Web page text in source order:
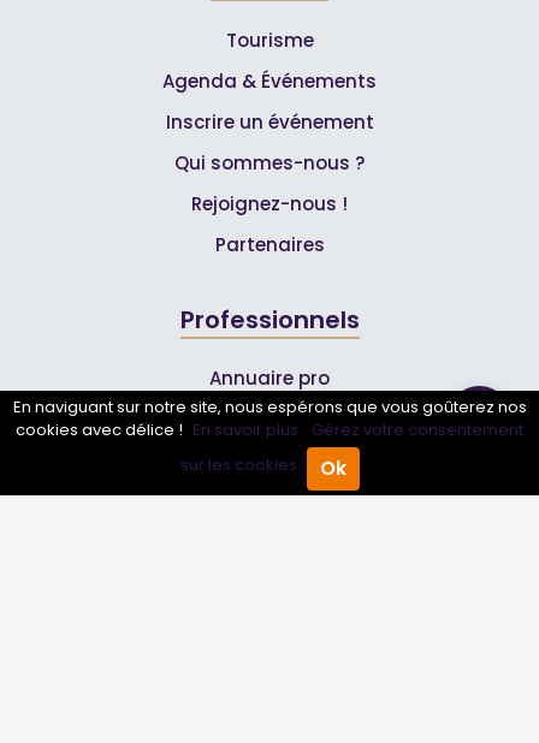
Annuaire Pro Agenda
Tourisme
Agenda & Événements
Inscrire un événement
Qui sommes-nous ?
Rejoignez-nous !
Partenaires
Professionnels
Annuaire pro
Inscrire mon entreprise
Les Abonnements Pros
En naviguant sur notre site, nous espérons que vous goûterez nos
cookies avec délice ! En savoir plus. Gérez votre consentement
sur les cookies.
Ok